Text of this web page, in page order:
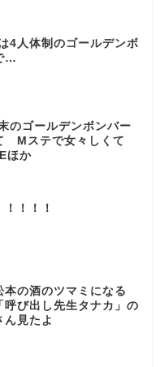
4人体制のゴールデンボ
…
のゴールデンボンバー
Mステで女々しくて
ほか
！！！
本の酒のツマミになる
呼び出し先生タナカ」の
ん見たよ